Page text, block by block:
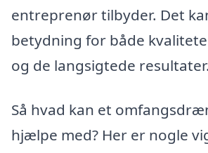
entreprenør tilbyder. Det
betydning for både
og de langsigtede resultater.
Så hvad kan et
hjælpe med? Her er nogle